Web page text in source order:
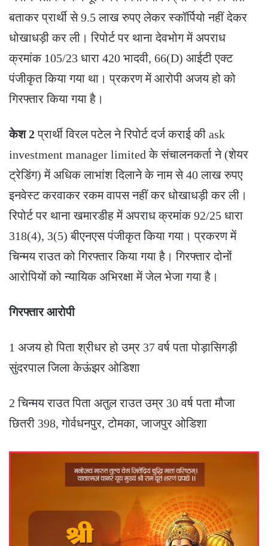
बताकर प्रार्थी से 9.5 लाख रुपए लेकर स्कॉर्पियो नहीं देकर
धोखाधड़ी कर ली। रिपोर्ट पर थाना देवभोग में अपराध
क्रमांक 105/23 धारा 420 भादवी, 66(D) आईटी एक्ट
पंजीकृत किया गया था। प्रकरण में आरोपी अजय हो को
गिरफ्तार किया गया है।
केश 2प्रार्थी विरल पटेल ने रिपोर्ट दर्ज कराई की ask
investment manager limited के संचालनकर्ता ने (शेयर
ट्रेडिंग) में अधिक लाभांश दिलाने के नाम से 40 लाख रुपए
इनवेस्ट करवाकर रकम वापस नहीं कर धोखाधड़ी कर ली।
रिपोर्ट पर थाना खमारडीह में अपराध क्रमांक 92/25 धारा
318(4), 3(5) बीएनएस पंजीकृत किया गया। प्रकरण में
चिन्मय राउत को गिरफ्तार किया गया है। गिरफ्तार दोनों
आरोपियों को न्यायिक अभिरक्षा में जेल भेजा गया है।
गिरफ्तार आरोपी
1 अजय हो पिता श्रीधर हो उम्र 37 वर्ष पता पोड़ासिगड़ी
सुंदरपाल जिला केऊंझर ओडिशा
2 चिन्मय राउत पिता अतुल राउत उम्र 30 वर्ष पता मौजा
छितरी 398, गोर्वधनपुर, टोमका, जाजपुर ओडिशा